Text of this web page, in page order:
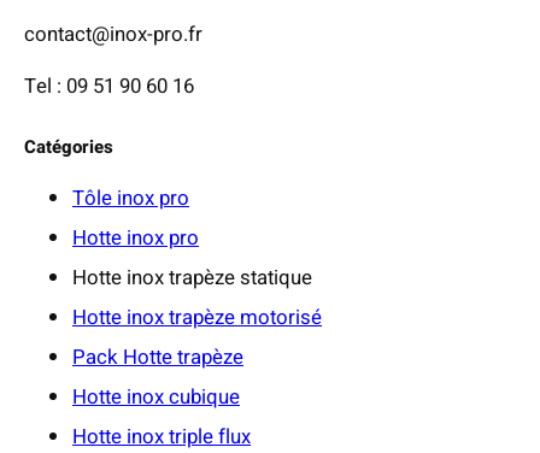
contact@inox-pro.fr
Tel : 09 51 90 60 16
Catégories
Tôle inox pro
Hotte inox pro
Hotte inox trapèze statique
Hotte inox trapèze motorisé
Pack Hotte trapèze
Hotte inox cubique
Hotte inox triple flux